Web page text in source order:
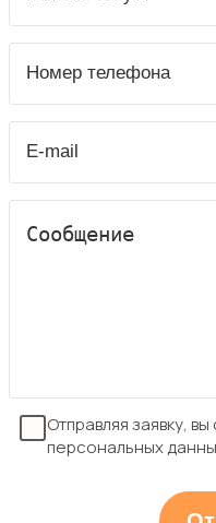
Отправляя заявку,
персональных